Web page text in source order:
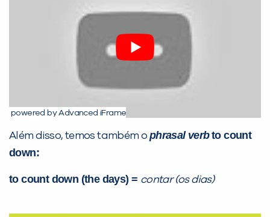
powered by Advanced iFrame
Além disso, temos também o phrasal verbto count
down:
to count down (the days) = contar (os dias)